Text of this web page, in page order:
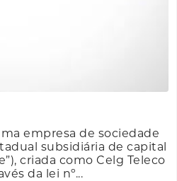
empresa de sociedade
subsidiária de capital
criada como Celg Teleco
da lei nº...